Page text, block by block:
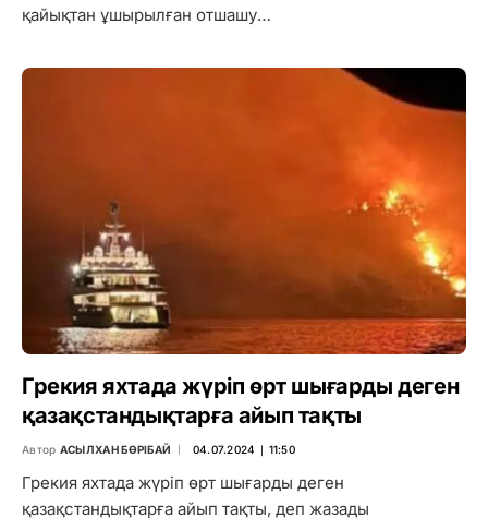
қайықтан ұшырылған отшашу…
Грекия яхтада жүріп өрт шығарды деген
қазақстандықтарға айып тақты
Автор АСЫЛХАН БӨРІБАЙ 04.07.2024 ∣ 11:50
Грекия яхтада жүріп өрт шығарды деген
қазақстандықтарға айып тақты, деп жазады